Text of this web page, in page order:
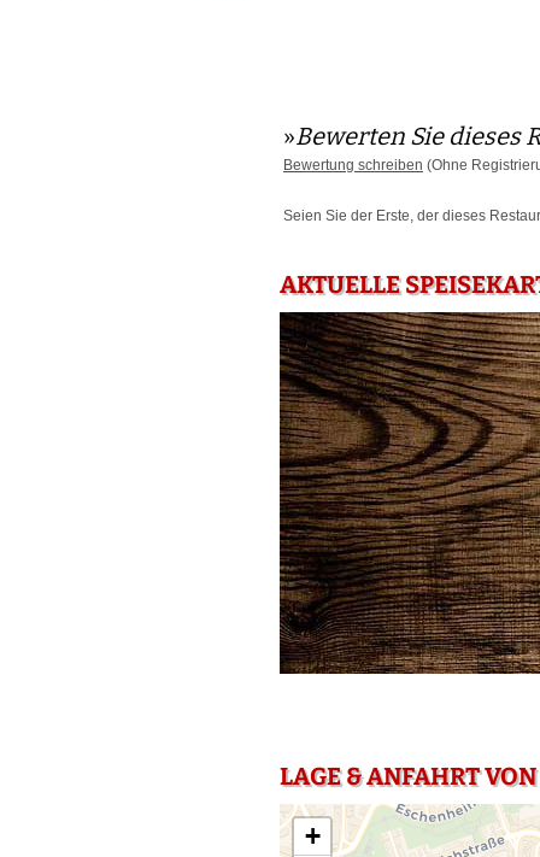
»Bewerten Sie dieses
Bewertung schreiben (Ohne
Seien Sie der Erste, der dieses
AKTUELLE
LAGE & ANFAHRT
+